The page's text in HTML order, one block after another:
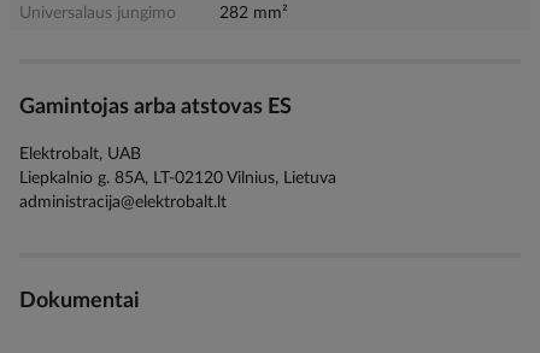
Universalaus jungimo
282 mm²
Gamintojas arba atstovas ES
Elektrobalt, UAB
Liepkalnio g. 85A, LT-02120 Vilnius, Lietuva
administracija@elektrobalt.lt
Dokumentai